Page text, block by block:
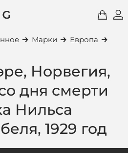
Марки
Европа
Норвегия,
дня смерти
Нильса
1929 год